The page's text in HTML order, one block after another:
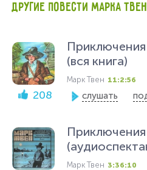
ДРУГИЕ ПОВЕСТИ МАРКА
208
(вся книга)
Марк Твен 11:2:56
слушать
Марк Твен 3:36:10